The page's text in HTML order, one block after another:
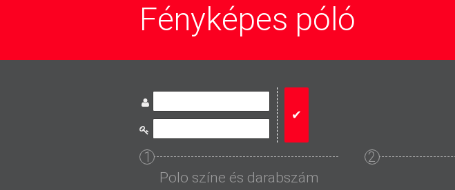
Fényképes póló
1
Polo színe és darabszám
2